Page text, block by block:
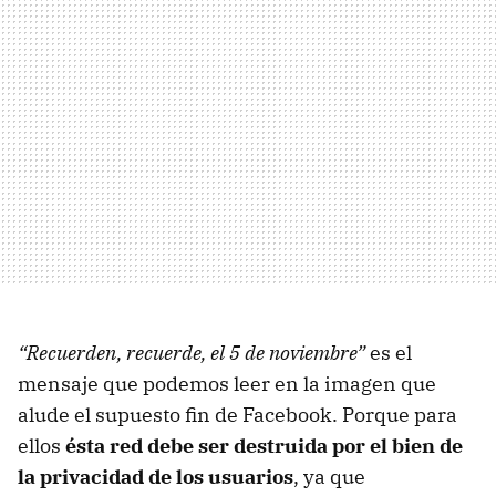
“Recuerden, recuerde, el 5 de noviembre”es el
mensaje que podemos leer en la imagen que
alude el supuesto fin de Facebook. Porque para
ellos ésta red debe ser destruida por el bien de
la privacidad de los usuarios, ya que